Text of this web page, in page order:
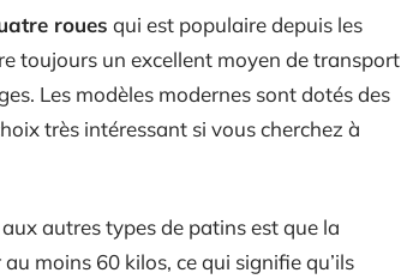
roues qui est populaire depuis les
toujours un excellent moyen de transport
Les modèles modernes sont dotés des
très intéressant si vous cherchez à
autres types de patins est que la
moins 60 kilos, ce qui signifie qu’ils